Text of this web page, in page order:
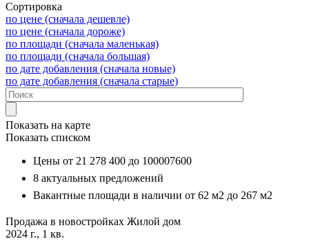
Сортировка
по цене (сначала дешевле)
по цене (сначала дороже)
по площади (сначала маленькая)
по площади (сначала большая)
по дате добавления (сначала новые)
по дате добавления (сначала старые)
Показать на карте
Показать списком
Цены от 21 278 400 до 100007600
8 актуальных предложений
Вакантные площади в наличии от 62 м2 до 267 м2
Продажа в новостройках Жилой дом
2024 г., 1 кв.